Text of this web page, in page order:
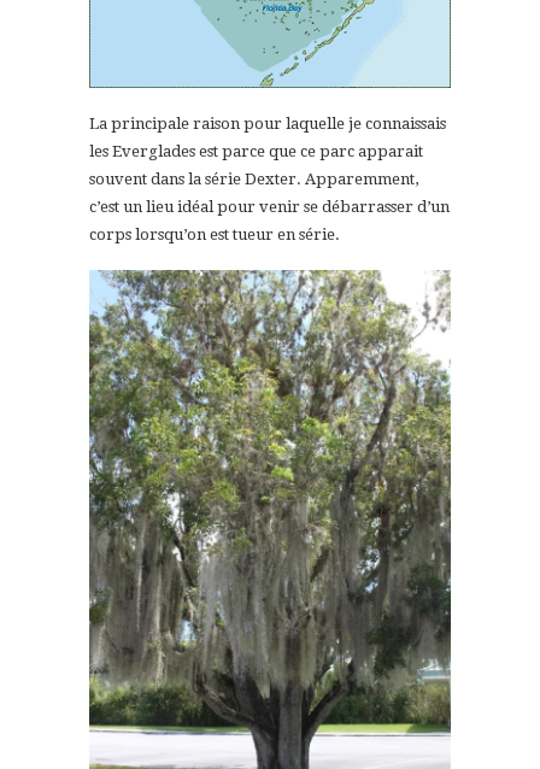
La principale raison pour laquelle je connaissais
les Everglades est parce que ce parc apparait
souvent dans la série Dexter. Apparemment,
c’est un lieu idéal pour venir se débarrasser d’un
corps lorsqu’on est tueur en série.